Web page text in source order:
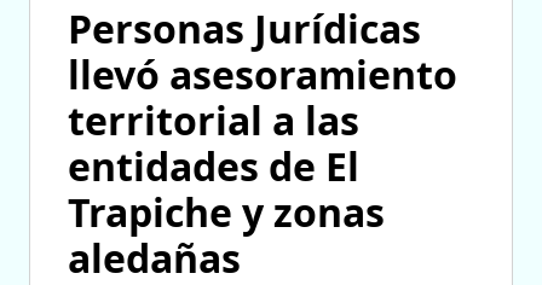
Personas Jurídicas
llevó asesoramiento
territorial a las
entidades de El
Trapiche y zonas
aledañas